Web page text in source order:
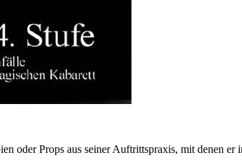
oder Props aus seiner Auftrittspraxis, mit denen